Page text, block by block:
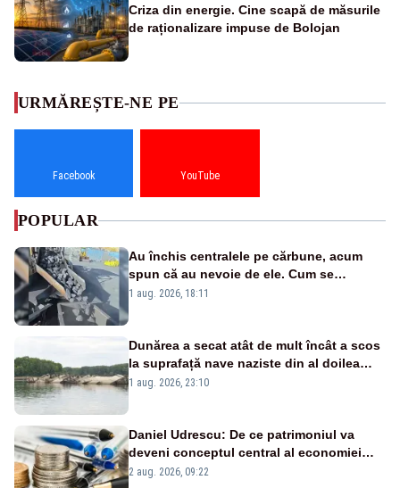
Criza din energie. Cine scapă de măsurile
de raționalizare impuse de Bolojan
URMĂREȘTE-NE PE
Facebook YouTube
POPULAR
Au închis centralele pe cărbune, acum
spun că au nevoie de ele. Cum se
pasează vina în plină criză energetică
1 aug. 2026, 18:11
Dunărea a secat atât de mult încât a scos
la suprafață nave naziste din al doilea
război mondial
1 aug. 2026, 23:10
Daniel Udrescu: De ce patrimoniul va
deveni conceptul central al economiei
viitoare?
2 aug. 2026, 09:22